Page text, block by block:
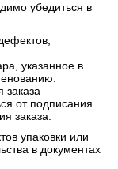
убедиться в
указанное в
заказа
от подписания
заказа.
упаковки или
в документах